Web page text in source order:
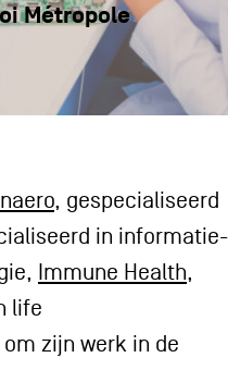
Métropole
, gespecialiseerd
in informatie-
Immune Health,
life
zijn werk in de